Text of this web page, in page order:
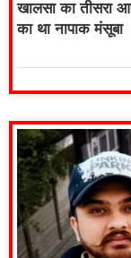
खालसा का तीसरा
का था नापाक मंसूबा